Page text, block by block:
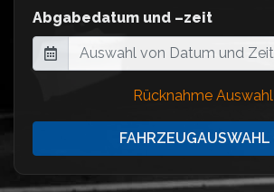
Abgabedatum und –zeit
Rücknahme Auswahl
FAHRZEUGAUSWAHL